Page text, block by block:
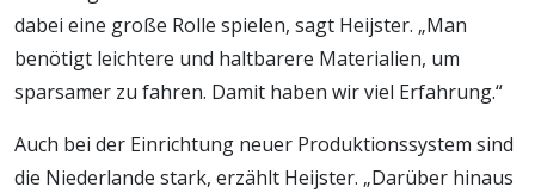
dabei eine große Rolle spielen, sagt Heijster. „Man
benötigt leichtere und haltbarere Materialien, um
sparsamer zu fahren. Damit haben wir viel Erfahrung.“
Auch bei der Einrichtung neuer Produktionssystem sind
die Niederlande stark, erzählt Heijster. „Darüber hinaus